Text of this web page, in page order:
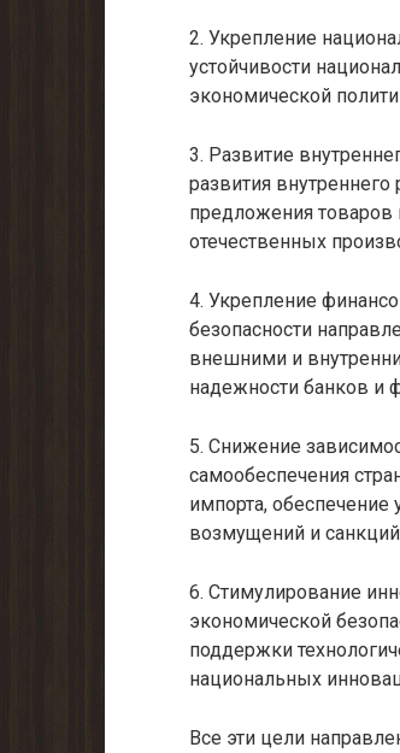
2. Укрепление
устойчивости
экономической
3. Развитие
развития внутреннего
предложения товаров
отечественных
4. Укрепление
безопасности
внешними и
надежности банков и
5. Снижение
самообеспечения
импорта,
возмущений и
6. Стимулирование
экономической
поддержки
национальных
Все эти цели